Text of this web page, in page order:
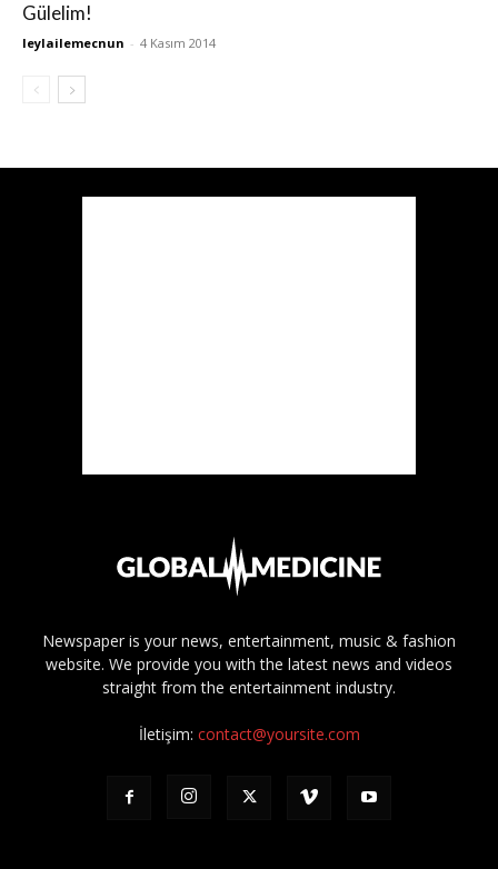
Gülelim!
leylailemecnun - 4 Kasım 2014
Newspaper is your news, entertainment, music & fashion
website. We provide you with the latest news and videos
straight from the entertainment industry.
İletişim: contact@yoursite.com